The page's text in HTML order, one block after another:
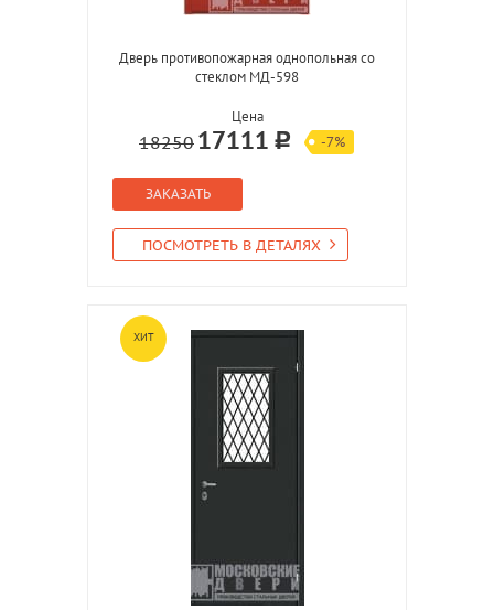
Дверь противопожарная однопольная со
стеклом МД-598
Цена
18250 17111 -7%
ЗАКАЗАТЬ
ПОСМОТРЕТЬ В ДЕТАЛЯХ
ХИТ